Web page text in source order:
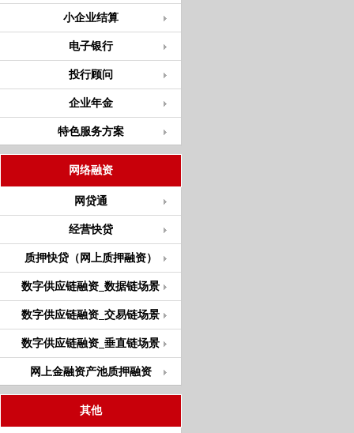
小企业结算
电子银行
投行顾问
企业年金
特色服务方案
网络融资
网贷通
经营快贷
质押快贷（网上质押融资）
数字供应链融资_数据链场景
数字供应链融资_交易链场景
数字供应链融资_垂直链场景
网上金融资产池质押融资
其他